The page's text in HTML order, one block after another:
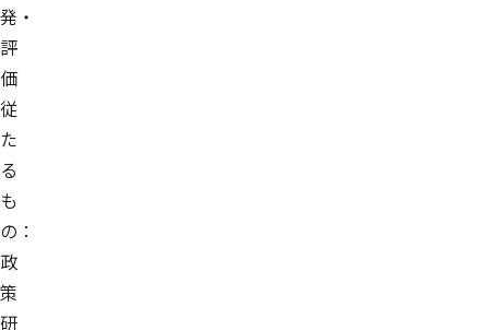
発・
評
価
従
た
る
も
の：
政
策
研